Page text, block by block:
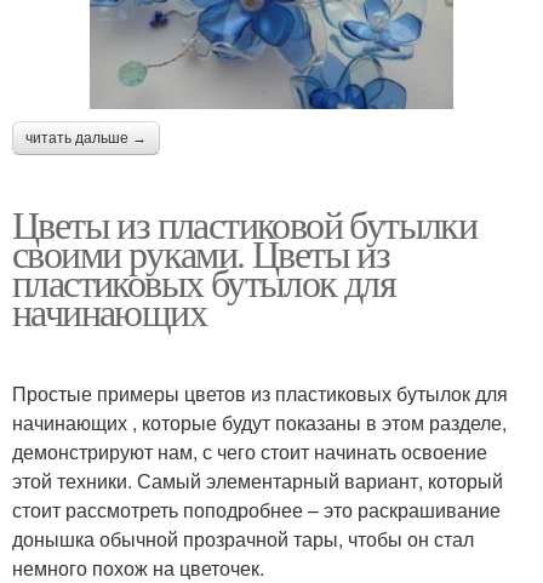
читать дальше →
Цветы из пластиковой бутылки
своими руками. Цветы из
пластиковых бутылок для
начинающих
Простые примеры цветов из пластиковых бутылок для
начинающих , которые будут показаны в этом разделе,
демонстрируют нам, с чего стоит начинать освоение
этой техники. Самый элементарный вариант, который
стоит рассмотреть поподробнее – это раскрашивание
донышка обычной прозрачной тары, чтобы он стал
немного похож на цветочек.